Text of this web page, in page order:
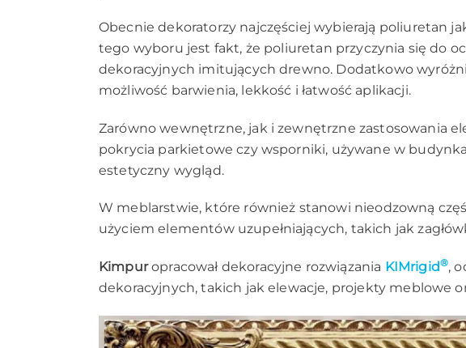
Obecnie dekoratorzy najczęściej wybierają poliuretan
tego wyboru jest fakt, że poliuretan przyczynia się do
dekoracyjnych imitujących drewno. Dodatkowo
możliwość barwienia, lekkość i łatwość aplikacji.
Zarówno wewnętrzne, jak i zewnętrzne zastosowania
pokrycia parkietowe czy wsporniki, używane w
estetyczny wygląd.
W meblarstwie, które również stanowi nieodzowną
użyciem elementów uzupełniających, takich jak
Kimpuropracował dekoracyjne rozwiązania KIMrigid®,
dekoracyjnych, takich jak elewacje, projekty meblowe